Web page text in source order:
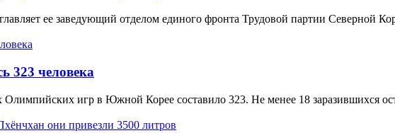
ее заведующий отделом единого фронта Трудовой партии Северной
323 человека
игр в Южной Корее составило 323. Не менее 18 заразившихся